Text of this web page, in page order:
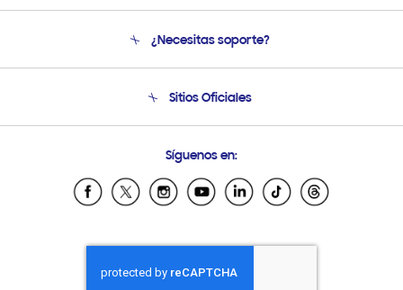
Soporte
Condiciones de Compra
¿Necesitas soporte?
Soporte vía eMail
Sitios Oficiales
Samsung Ecuador
Samsung El Salvador
Samsung Honduras
Samsung Nicaragua
Síguenos en: